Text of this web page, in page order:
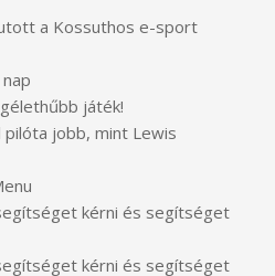
a Kossuthos e-sport
játék!
pilóta jobb, mint Lewis
kérni és segítséget
kérni és segítséget